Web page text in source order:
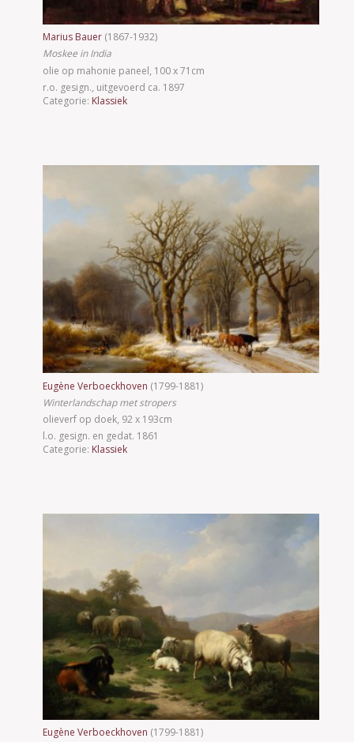
Marius Bauer (1867-1932)
Moskee in India
olie op mahonie paneel, 100 x 71cm
r.o. gesign., uitgevoerd ca. 1897
Categorie: Klassiek
Eugène Verboeckhoven (1799-1881)
Winterlandschap met stropers
olieverf op doek, 92 x 193cm
l.o. gesign. en gedat. 1861
Categorie: Klassiek
Eugène Verboeckhoven (1799-1881)